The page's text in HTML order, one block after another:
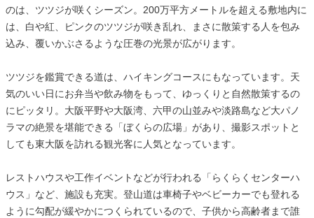
のは、ツツジが咲くシーズン。200万平方メートルを超える敷地内に
は、白や紅、ピンクのツツジが咲き乱れ、まさに散策する人を包み
込み、覆いかぶさるような圧巻の光景が広がります。
ツツジを鑑賞できる道は、ハイキングコースにもなっています。天
気のいい日にお弁当や飲み物をもって、ゆっくりと自然散策するの
にピッタリ。大阪平野や大阪湾、六甲の山並みや淡路島など大パノ
ラマの絶景を堪能できる「ぼくらの広場」があり、撮影スポットと
しても東大阪を訪れる観光客に人気となっています。
レストハウスや工作イベントなどが行われる「らくらくセンターハ
ウス」など、施設も充実。登山道は車椅子やベビーカーでも登れる
ように勾配が緩やかにつくられているので、子供から高齢者まで誰